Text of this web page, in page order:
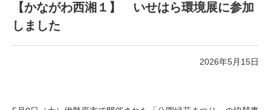
【かながわ西湘１】 いせはら環境展に参加
しました
2026年5月15日